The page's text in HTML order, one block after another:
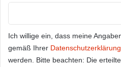
Ich willige ein, dass meine
gemäß Ihrer Datenschutzerklärung
werden. Bitte beachten: Die